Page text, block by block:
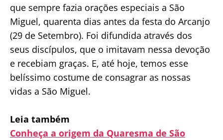
que sempre fazia orações especiais a São
Miguel, quarenta dias antes da festa do Arcanjo
(29 de Setembro). Foi difundida através dos
seus discípulos, que o imitavam nessa devoção
e recebiam graças. E, até hoje, temos esse
belíssimo costume de consagrar as nossas
vidas a São Miguel.
Leia também
Conheça a origem da Quaresma de São